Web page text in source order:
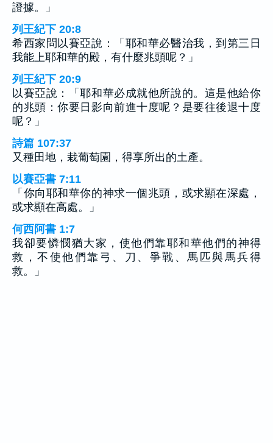
證據。」
列王紀下 20:8
希西家問以賽亞說：「耶和華必醫治我，到第三日
我能上耶和華的殿，有什麼兆頭呢？」
列王紀下 20:9
以賽亞說：「耶和華必成就他所說的。這是他給你
的兆頭：你要日影向前進十度呢？是要往後退十度
呢？」
詩篇 107:37
又種田地，栽葡萄園，得享所出的土產。
以賽亞書 7:11
「你向耶和華你的神求一個兆頭，或求顯在深處，
或求顯在高處。」
何西阿書 1:7
我卻要憐憫猶大家，使他們靠耶和華他們的神得
救，不使他們靠弓、刀、爭戰、馬匹與馬兵得
救。」